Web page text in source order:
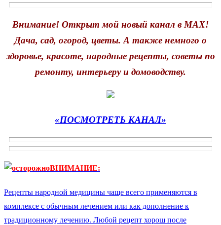
Внимание! Открыт мой новый канал в MAX!
Дача, сад, огород, цветы. А также немного о
здоровье, красоте, народные рецепты, советы по
ремонту, интерьеру и домоводству.
«ПОСМОТРЕТЬ КАНАЛ»
ВНИМАНИЕ:
Рецепты народной медицины чаще всего применяются в
комплексе с обычным лечением или как дополнение к
традиционному лечению. Любой рецепт хорош после